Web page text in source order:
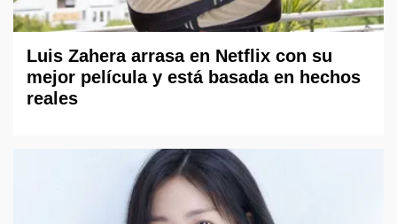
Luis Zahera arrasa en Netflix con su
mejor película y está basada en hechos
reales